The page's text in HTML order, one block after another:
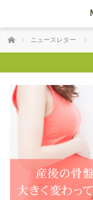
ホーム ニュースレター